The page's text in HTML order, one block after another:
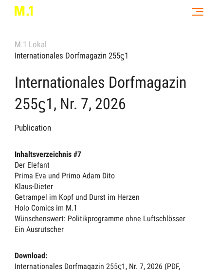
M.1 Lokal
Internationales Dorfmagazin 255ϛ1
Internationales Dorfmagazin
255ϛ1, Nr. 7, 2026
Publication
Inhaltsverzeichnis #7
Der Elefant
Prima Eva und Primo Adam Dito
Klaus-Dieter
Getrampel im Kopf und Durst im Herzen
Holo Comics im M.1
Wünschenswert: Politikprogramme ohne Luftschlösser
Ein Ausrutscher
Download:
Internationales Dorfmagazin 255ϛ1, Nr. 7, 2026 (PDF,